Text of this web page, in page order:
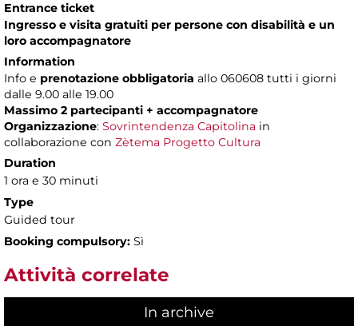
Entrance ticket
Ingresso e visita gratuiti per persone con disabilità e un
loro accompagnatore
Information
Info e prenotazione obbligatoria allo 060608 tutti i giorni
dalle 9.00 alle 19.00
Massimo 2 partecipanti + accompagnatore
Organizzazione: Sovrintendenza Capitolina in
collaborazione con Zètema Progetto Cultura
Duration
1 ora e 30 minuti
Type
Guided tour
Booking compulsory: Sì
Attività correlate
In archive